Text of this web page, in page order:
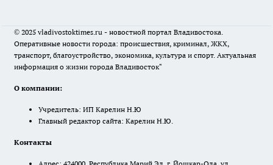
© 2025 vladivostoktimes.ru - новостной портал Владивостока.
Оперативные новости города: происшествия, криминал, ЖКХ,
транспорт, благоустройство, экономика, культура и спорт. Актуальная
информация о жизни города Владивосток"
О компании:
Учредитель: ИП Карелин Н.Ю
Главный редактор сайта: Карелин Н.Ю.
Контакты